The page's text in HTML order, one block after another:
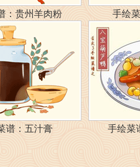
：贵州羊肉粉 手绘
谱：五汁膏 手绘菜